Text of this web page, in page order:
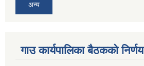
अन्य
गाउ कार्यपालिका बैठकको निर्णय